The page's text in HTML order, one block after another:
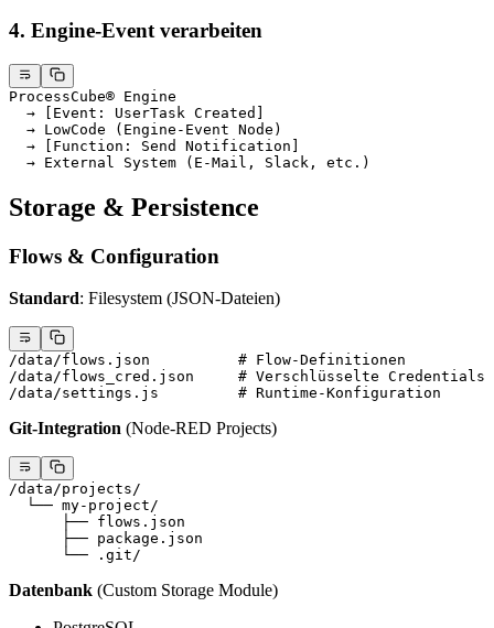
4. Engine-Event verarbeiten
ProcessCube® Engine
  → [Event: UserTask Created]
  → LowCode (Engine-Event Node)
  → [Function: Send Notification]
  → External System (E-Mail, Slack, etc.)
Storage & Persistence
Flows & Configuration
Standard: Filesystem (JSON-Dateien)
/data/flows.json          # Flow-Definitionen
/data/flows_cred.json     # Verschlüsselte Credentials
/data/settings.js         # Runtime-Konfiguration
Git-Integration (Node-RED Projects)
/data/projects/
  └── my-project/
      ├── flows.json
      ├── package.json
      └── .git/
Datenbank (Custom Storage Module)